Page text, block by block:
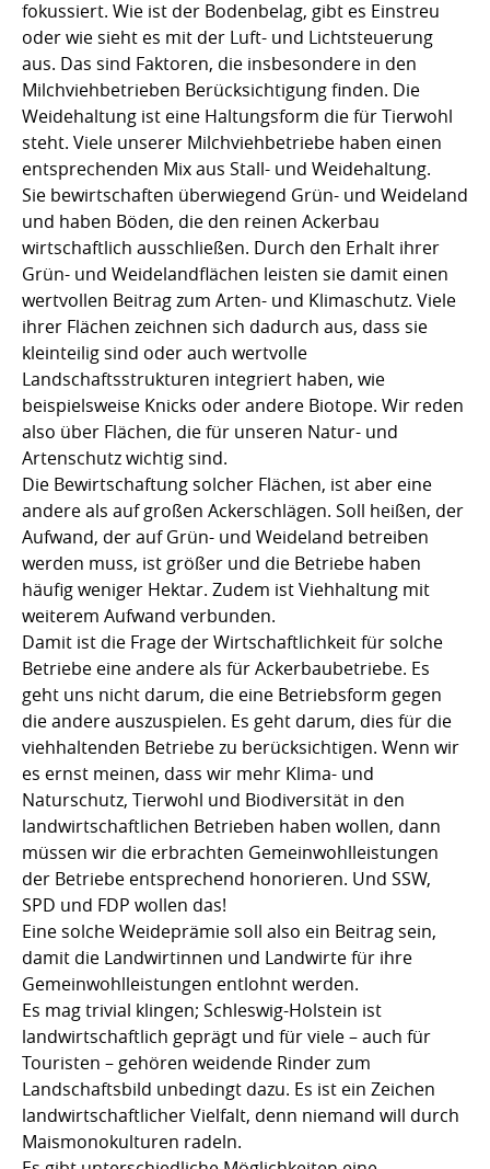
fokussiert. Wie ist der Bodenbelag, gibt es Einstreu
oder wie sieht es mit der Luft- und Lichtsteuerung
aus. Das sind Faktoren, die insbesondere in den
Milchviehbetrieben Berücksichtigung finden. Die
Weidehaltung ist eine Haltungsform die für Tierwohl
steht. Viele unserer Milchviehbetriebe haben einen
entsprechenden Mix aus Stall- und Weidehaltung.
Sie bewirtschaften überwiegend Grün- und Weideland
und haben Böden, die den reinen Ackerbau
wirtschaftlich ausschließen. Durch den Erhalt ihrer
Grün- und Weidelandflächen leisten sie damit einen
wertvollen Beitrag zum Arten- und Klimaschutz. Viele
ihrer Flächen zeichnen sich dadurch aus, dass sie
kleinteilig sind oder auch wertvolle
Landschaftsstrukturen integriert haben, wie
beispielsweise Knicks oder andere Biotope. Wir reden
also über Flächen, die für unseren Natur- und
Artenschutz wichtig sind.
Die Bewirtschaftung solcher Flächen, ist aber eine
andere als auf großen Ackerschlägen. Soll heißen, der
Aufwand, der auf Grün- und Weideland betreiben
werden muss, ist größer und die Betriebe haben
häufig weniger Hektar. Zudem ist Viehhaltung mit
weiterem Aufwand verbunden.
Damit ist die Frage der Wirtschaftlichkeit für solche
Betriebe eine andere als für Ackerbaubetriebe. Es
geht uns nicht darum, die eine Betriebsform gegen
die andere auszuspielen. Es geht darum, dies für die
viehhaltenden Betriebe zu berücksichtigen. Wenn wir
es ernst meinen, dass wir mehr Klima- und
Naturschutz, Tierwohl und Biodiversität in den
landwirtschaftlichen Betrieben haben wollen, dann
müssen wir die erbrachten Gemeinwohlleistungen
der Betriebe entsprechend honorieren. Und SSW,
SPD und FDP wollen das!
Eine solche Weideprämie soll also ein Beitrag sein,
damit die Landwirtinnen und Landwirte für ihre
Gemeinwohlleistungen entlohnt werden.
Es mag trivial klingen; Schleswig-Holstein ist
landwirtschaftlich geprägt und für viele – auch für
Touristen – gehören weidende Rinder zum
Landschaftsbild unbedingt dazu. Es ist ein Zeichen
landwirtschaftlicher Vielfalt, denn niemand will durch
Maismonokulturen radeln.